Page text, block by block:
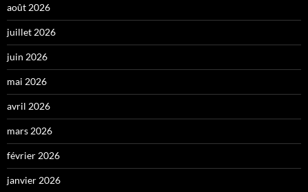
août 2026
juillet 2026
juin 2026
mai 2026
avril 2026
mars 2026
février 2026
janvier 2026